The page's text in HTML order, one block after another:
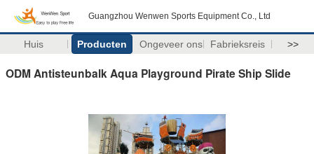
Guangzhou Wenwen Sports Equipment Co., Ltd
Huis Producten Ongeveer ons Fabrieksreis >>
ODM Antisteunbalk Aqua Playground Pirate Ship Slide